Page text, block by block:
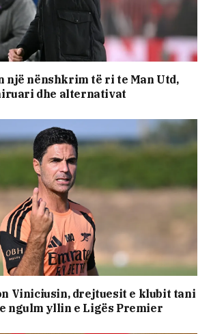
një nënshkrim të ri te Man Utd,
dhe alternativat
Viniciusin, drejtuesit e klubit tani
ngulm yllin e Ligës Premier